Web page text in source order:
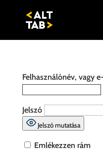
Felhasználónév, vagy
Jelszó
Jelszó mutatása
Emlékezzen rám